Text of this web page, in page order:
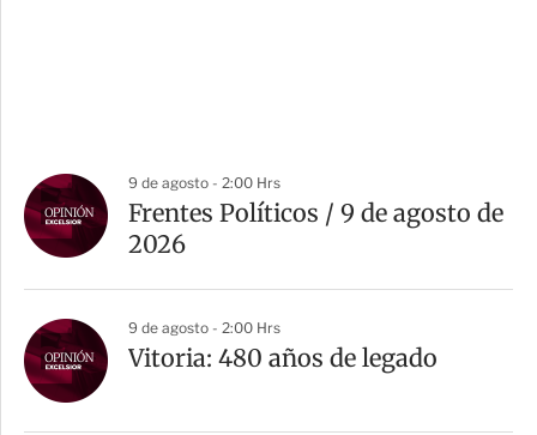
9 de agosto - 2:00 Hrs
Frentes Políticos / 9 de agosto de
2026
9 de agosto - 2:00 Hrs
Vitoria: 480 años de legado